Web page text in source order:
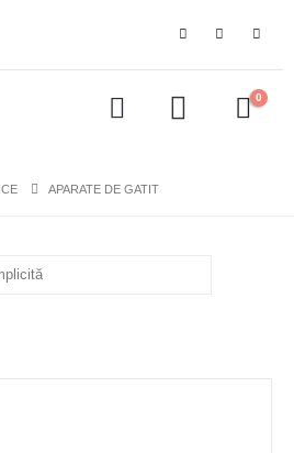
0
APARATE DE GATIT